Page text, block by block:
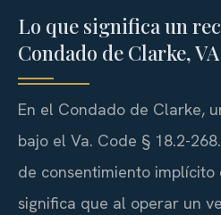
Lo que significa un
Condado de Clarke, VA
En el Condado de Clarke,
bajo el Va. Code § 18.2-
de consentimiento implícito
significa que al operar un